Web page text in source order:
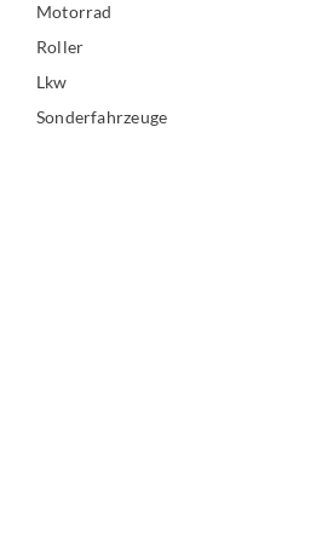
Motorrad
Roller
Lkw
Sonderfahrzeuge